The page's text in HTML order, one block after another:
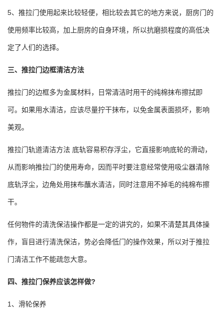
5、推拉门使用起来比较轻便，相比较去其它的地方来说，厨房门的
使用频率比较高，加上厨房的自身环境，所以抗磨损程度的高低决
定了人们的选择。
三、推拉门边框清洁方法
推拉门的边框多为金属材料，日常清洁时用干的纯棉抹布擦拭即
可。如果用水清洁，应该尽量拧干抹布，以免金属表面损坏，影响
美观。
推拉门轨道清洁方法 底轨容易积存浮尘，它直接影响底轮的滑动，
从而影响推拉门的使用寿命，因而平时要注意经常使用吸尘器清除
底轨浮尘，边角处用抹布蘸水清洁，同时注意用不掉毛的纯棉布擦
干。
任何物件的清洗保洁操作都是一定的讲究的，如果不清楚其具体操
作，盲目进行清洗保洁，势必会降低门的操作效果，所以对于推拉
门清洁工作不能疏忽大意。
四、推拉门保养应该怎样做?
1、滑轮保养